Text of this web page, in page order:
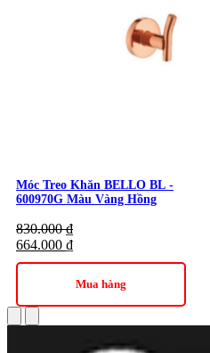
Móc Treo Khăn BELLO BL -
600970G Màu Vàng Hồng
830.000₫
664.000 ₫
Mua hàng